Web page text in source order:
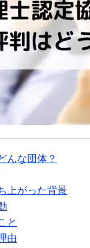
んな団体？
上がった背景
と
由